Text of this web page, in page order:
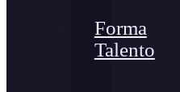
Forma
Talento